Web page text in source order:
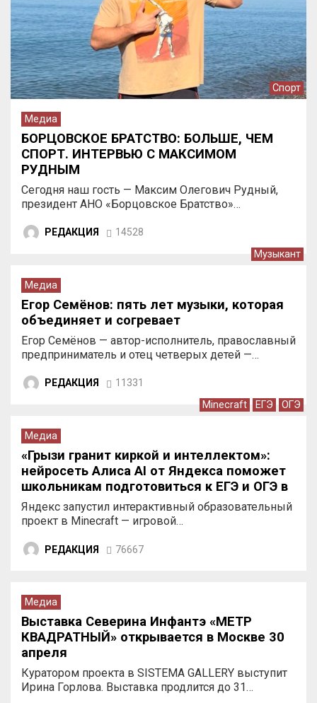
Спорт
Медиа
БОРЦОВСКОЕ БРАТСТВО: БОЛЬШЕ, ЧЕМ
СПОРТ. ИНТЕРВЬЮ С МАКСИМОМ
РУДНЫМ
Сегодня наш гость — Максим Олегович Рудный,
президент АНО «Борцовское Братство»…
РЕДАКЦИЯ 14528
Музыкант
Медиа
Егор Семёнов: пять лет музыки, которая
объединяет и согревает
Егор Семёнов — автор-исполнитель, православный
предприниматель и отец четверых детей —…
РЕДАКЦИЯ 11331
Minecraft ЕГЭ ОГЭ
Медиа
«Грызи гранит киркой и интеллектом»:
нейросеть Алиса AI от Яндекса поможет
школьникам подготовиться к ЕГЭ и ОГЭ в
Minecraft
Яндекс запустил интерактивный образовательный
проект в Minecraft — игровой…
РЕДАКЦИЯ 76667
Медиа
Выставка Северина Инфантэ «МЕТР
КВАДРАТНЫЙ» открывается в Москве 30
апреля
Куратором проекта в SISTEMA GALLERY выступит
Ирина Горлова. Выставка продлится до 31…